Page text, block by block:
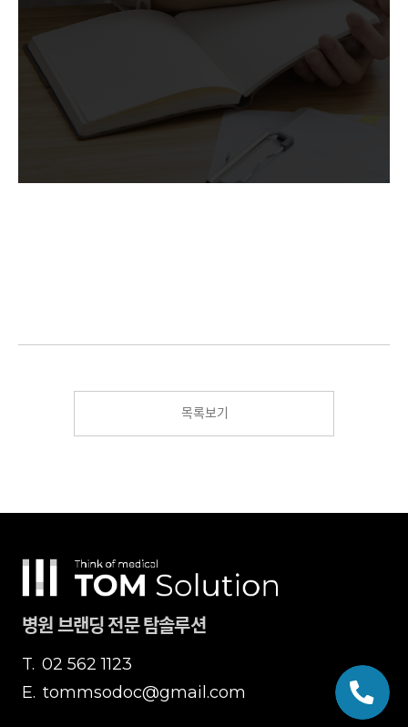
목록보기
병원 브랜딩 전문 탐솔루션
T. 02 562 1123
E. tommsodoc@gmail.com